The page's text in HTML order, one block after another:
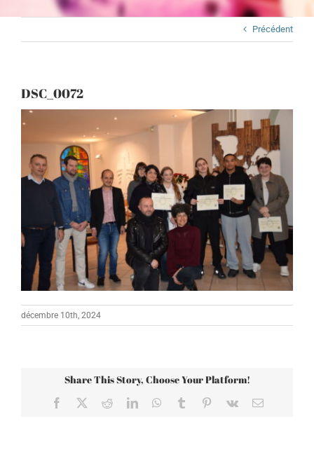
Précédent
DSC_0072
décembre 10th, 2024
Share This Story, Choose Your Platform!
Facebook RedditLinkedInWhatsApp
Tumblr Pinterest
Vk Email